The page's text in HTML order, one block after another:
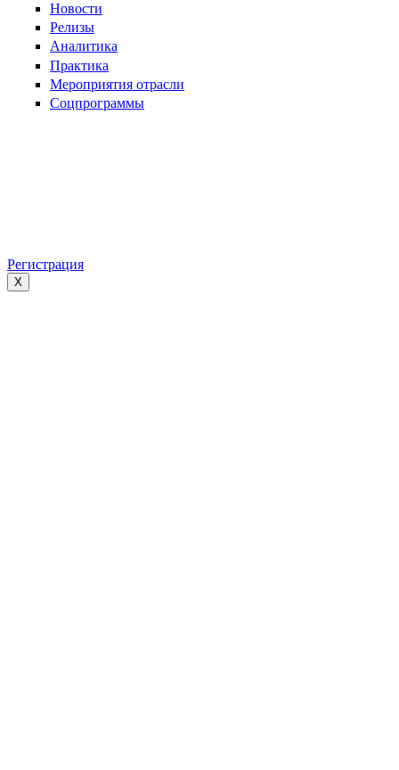
Новости
Релизы
Аналитика
Практика
Мероприятия отрасли
Соцпрограммы
Регистрация
X